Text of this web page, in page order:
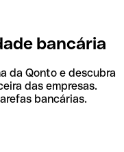
bancária
da Qonto e descubra
das empresas.
bancárias.